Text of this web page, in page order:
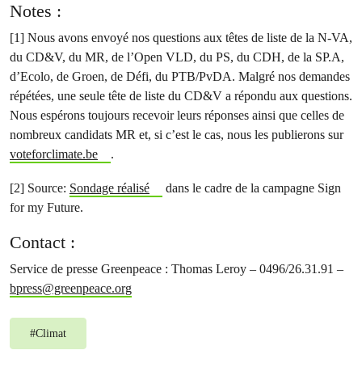
Notes :
[1] Nous avons envoyé nos questions aux têtes de liste de la N-VA,
du CD&V, du MR, de l’Open VLD, du PS, du CDH, de la SP.A,
d’Ecolo, de Groen, de Défi, du PTB/PvDA. Malgré nos demandes
répétées, une seule tête de liste du CD&V a répondu aux questions.
Nous espérons toujours recevoir leurs réponses ainsi que celles de
nombreux candidats MR et, si c’est le cas, nous les publierons sur
voteforclimate.be
.
[2] Source: Sondage réalisé
dans le cadre de la campagne Sign
for my Future.
Contact :
Service de presse Greenpeace : Thomas Leroy – 0496/26.31.91 –
bpress@greenpeace.org
#Climat